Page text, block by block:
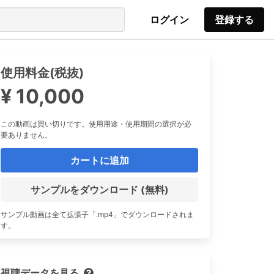
ログイン 登録する
使用料金(税抜)
¥ 10,000
この動画は買い切りです。使用用途・使用期間の選択が必
要ありません。
カートに追加
サンプルをダウンロード (無料)
サンプル動画は全て拡張子「.mp4」でダウンロードされま
す。